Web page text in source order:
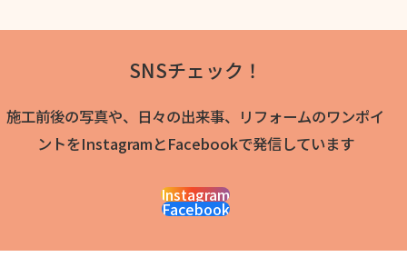
SNSチェック！
施工前後の写真や、日々の出来事、リフォームのワンポイ
ントをInstagramとFacebookで発信しています
Instagram
Facebook